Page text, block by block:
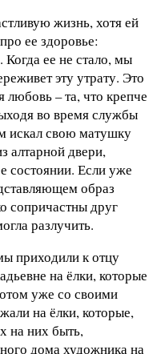
жизнь, хотя ей
ее здоровье:
ее не стало, мы
эту утрату. Это
любовь – та, что крепче
во время службы
искал свою матушку
алтарной двери,
состоянии. Если уже
образ
сопричастны друг
разлучить.
приходили к отцу
на ёлки, которые
уже со своими
на ёлки, которые,
на них быть,
дома художника на